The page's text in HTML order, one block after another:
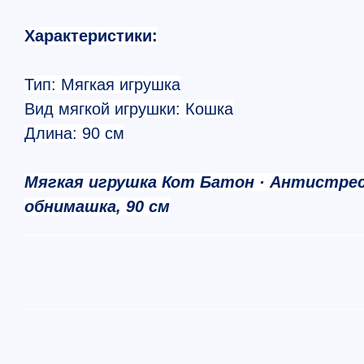
Характеристики:
Тип: Мягкая игрушка
Вид мягкой игрушки: Кошка
Длина: 90 см
Мягкая игрушка Кот Батон · А
обнимашка, 90 см